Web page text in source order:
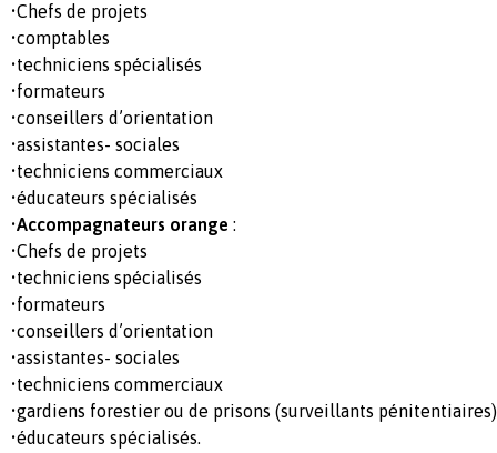
•Chefs de projets
•comptables
•techniciens spécialisés
•formateurs
•conseillers d’orientation
•assistantes- sociales
•techniciens commerciaux
•éducateurs spécialisés
•Accompagnateurs orange :
•Chefs de projets
•techniciens spécialisés
•formateurs
•conseillers d’orientation
•assistantes- sociales
•techniciens commerciaux
•gardiens forestier ou de prisons (surveillants pénitentiaires)
•éducateurs spécialisés.